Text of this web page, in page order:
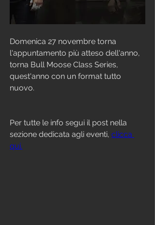
Domenica 27 novembre torna
l'appuntamento più atteso dell'anno,
torna Bull Moose Class Series,
quest'anno con un format tutto
nuovo.
Per tutte le info segui il post nella
sezione dedicata agli eventi, clicca
qui.